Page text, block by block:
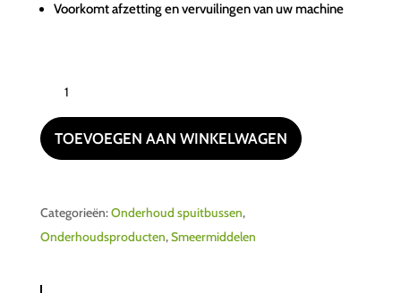
Voorkomt afzetting en vervuilingen van uw machine
Fuel
Optimum
aantal
TOEVOEGEN AAN WINKELWAGEN
Categorieën:Onderhoud spuitbussen,
Onderhoudsproducten,Smeermiddelen